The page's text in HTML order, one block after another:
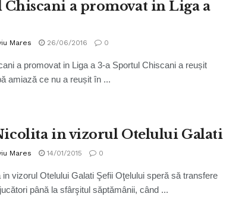
Chiscani a promovat in Liga a
Mares 26/06/2016 0
a promovat in Liga a 3-a Sportul Chiscani a reușit
amiază ce nu a reușit în ...
in vizorul Otelului Galati
Mares 14/01/2015 0
in vizorul Otelului Galati Şefii Oţelului speră să transfere
până la sfârşitul săptămânii, când ...